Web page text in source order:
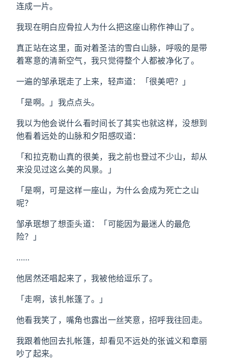
连成一片。
我现在明白应骨拉人为什么把这座山称作神山了。
真正站在这里，面对着圣洁的雪白山脉，呼吸的是带
着寒意的清新空气，我只觉得整个人都被净化了。
一遍的邹承珉走了上来，轻声道：「很美吧？」
「是啊。」我点点头。
我以为他会说什么看时间长了其实也就这样，没想到
他看着远处的山脉和夕阳感叹道：
「和拉克勒山真的很美，我之前也登过不少山，却从
来没见过这么美的风景。」
「是啊，可是这样一座山，为什么会成为死亡之山
呢？
邹承珉想了想歪头道：「可能因为最迷人的最危
险？」
……
他居然还唱起来了，我被他给逗乐了。
「走啊，该扎帐篷了。」
他看我笑了，嘴角也露出一丝笑意，招呼我往回走。
我跟着他回去扎帐篷，却看见不远处的张诚义和章丽
吵了起来。